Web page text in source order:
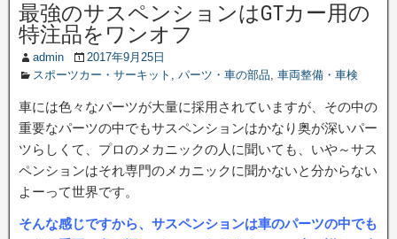
最強のサスペンションはGTカー用の
特注品をワンオフ
admin
2017年9月25日
スポーツカー・サーキット , パーツ・車の部品, 車両整備・車検
車には色々なパーツが大量に採用されていますが、その中の
重要なパーツの中でもサスペンションはかなり奥が深いパー
ツらしくて、プロのメカニックの人に聞いても、いや～サス
ペンションはそれ専門のメカニックに聞かないと分からない
よーって世界です。
そんな感じですから、サスペンションは車のパーツの中でも